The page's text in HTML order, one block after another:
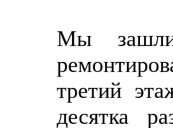
Мы
третий
десятка